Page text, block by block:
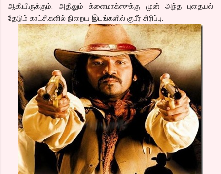
ஆகியிருக்கும். அதிலும் க்ளைமாக்ஸுக்கு முன் அந்த புதையல்
தேடும் காட்சிகளில் நிறைய இடங்களில் குபீர் சிரிப்பு.